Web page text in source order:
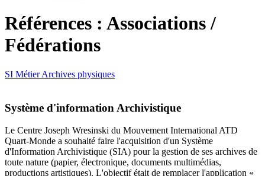
Références : Associations /
Fédérations
SI MétierArchives physiques
Système d'information Archivistique
Le Centre Joseph Wresinski du Mouvement International ATD
Quart-Monde a souhaité faire l'acquisition d'un Système
d'Information Archivistique (SIA) pour la gestion de ses archives de
toute nature (papier, électronique, documents multimédias,
productions artistiques). L'objectif était de remplacer l'application «